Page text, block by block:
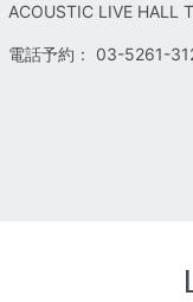
ACOUSTIC LIVE HALL
電話予約： 03-5261-